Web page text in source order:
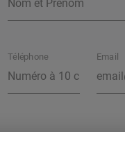
Téléphone Email